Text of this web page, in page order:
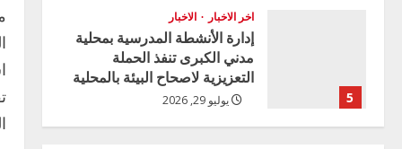
5
اخر الاخبار الاخبار
إدارة الأنشطة المدرسية بمحلية
مدني الكبرى تنفذ الحملة
التعزيزية لاصحاح البيئة بالمحلية
يوليو 29, 2026